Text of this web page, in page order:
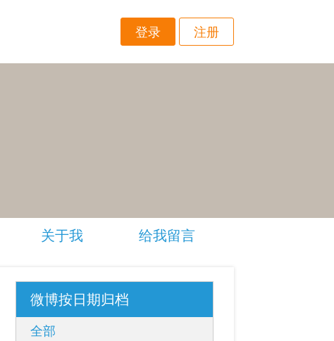
登录 注册
关于我 给我留言
微博按日期归档
全部